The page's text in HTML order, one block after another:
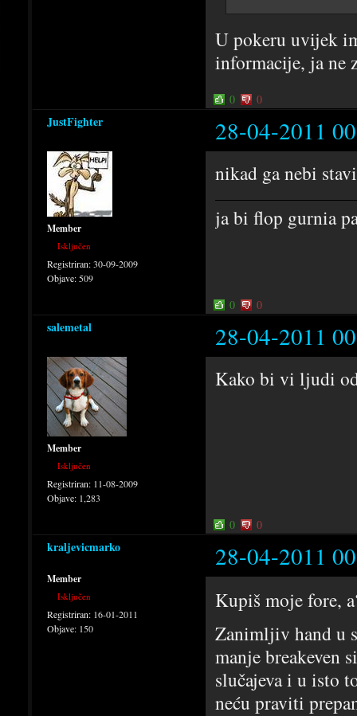
U pokeru uvijek
informacije, ja ne
0 0
JustFighter 28-04-2011
Member
Isključen
Registriran:30-09-2009
Objave: 509
nikad ga nebi
ja bi flop gurnia
0 0
salemetal 28-04-2011
Member
Isključen
Registriran: 11-08-2009
Objave: 1,283
Kako bi vi ljudi
0 0
kraljevicmarko 28-04-2011
Member
Isključen
Registriran: 16-01-2011
Objave: 150
Kupiš moje fore,
Zanimljiv hand u
manje breakeven
slučajeva i u isto
neću praviti